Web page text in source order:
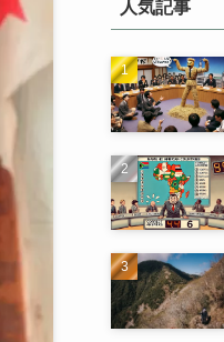
人気記事